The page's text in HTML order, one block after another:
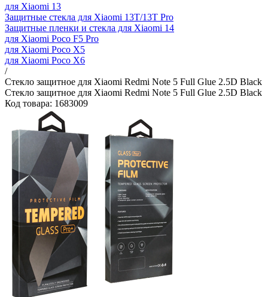
для Xiaomi 13
Защитные стекла для Xiaomi 13T/13T Pro
Защитные пленки и стекла для Xiaomi 14
для Xiaomi Poco F5 Pro
для Xiaomi Poco X5
для Xiaomi Poco X6
/
Стекло защитное для Xiaomi Redmi Note 5 Full Glue 2.5D Black
Стекло защитное для Xiaomi Redmi Note 5 Full Glue 2.5D Black
Код товара: 1683009